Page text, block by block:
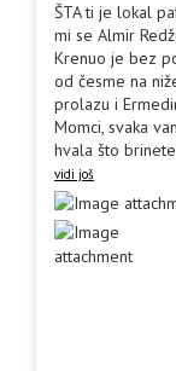
ŠTA ti je lokal
mi se Almir
Krenuo je bez
od česme na
prolazu i
Momci, svaka
hvala što
vidi još